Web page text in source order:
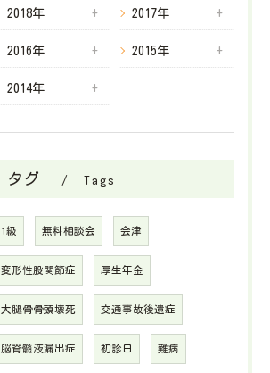
2018年 2017年
2016年 2015年
2014年
タグ Tags
1級 無料相談会 会津
変形性股関節症 厚生年金
大腿骨骨頭壊死 交通事故後遺症
脳脊髄液漏出症 初診日 難病